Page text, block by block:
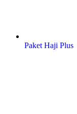
Paket Haji Plus